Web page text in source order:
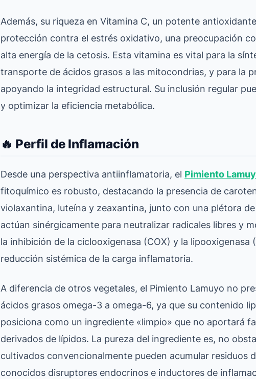
Además, su riqueza en Vitamina C, un potente
protección contra el estrés oxidativo, una preocupación
alta energía de la cetosis. Esta vitamina es vital para la
transporte de ácidos grasos a las mitocondrias, y para la
apoyando la integridad estructural. Su inclusión regular
y optimizar la eficiencia metabólica.
🔥 Perfil de Inflamación
Desde una perspectiva antiinflamatoria, el Pimiento
fitoquímico es robusto, destacando la presencia de
violaxantina, luteína y zeaxantina, junto con una plétora
actúan sinérgicamente para neutralizar radicales libres y
la inhibición de la ciclooxigenasa (COX) y la lipooxigenasa
reducción sistémica de la carga inflamatoria.
A diferencia de otros vegetales, el Pimiento Lamuyo no
ácidos grasos omega-3 a omega-6, ya que su contenido
posiciona como un ingrediente «limpio» que no aportará
derivados de lípidos. La pureza del ingrediente es, no
cultivados convencionalmente pueden acumular residuos
conocidos disruptores endocrinos e inductores de